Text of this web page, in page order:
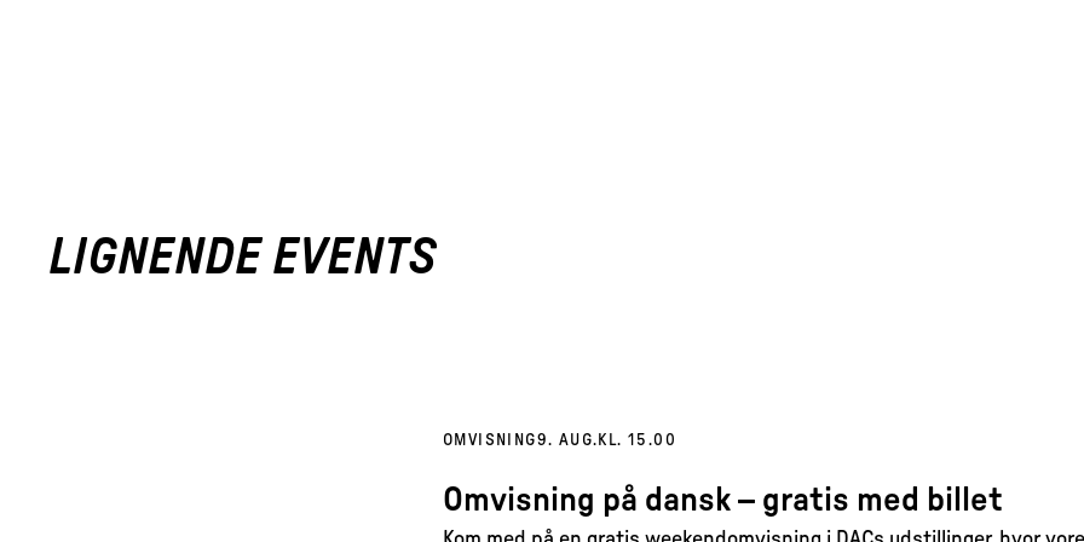
LIGNENDE EVENTS
OMVISNING9. AUG. KL. 15.00
Omvisning på dansk – gratis med billet